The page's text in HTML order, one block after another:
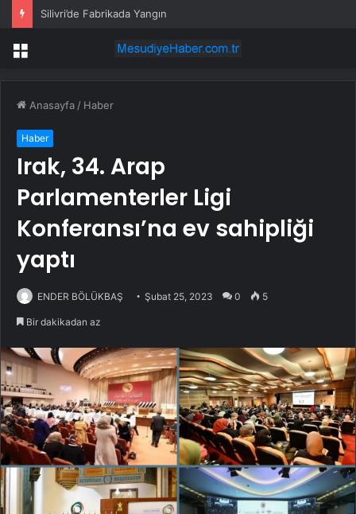
Silivri’de Fabrikada Yangın
Menü
Anasayfa / Haber
Haber
Irak, 34. Arap
Parlamenterler Ligi
Konferansı’na ev sahipliği
yaptı
ENDER BÖLÜKBAŞ Şubat 25, 2023 0 5
Bir dakikadan az